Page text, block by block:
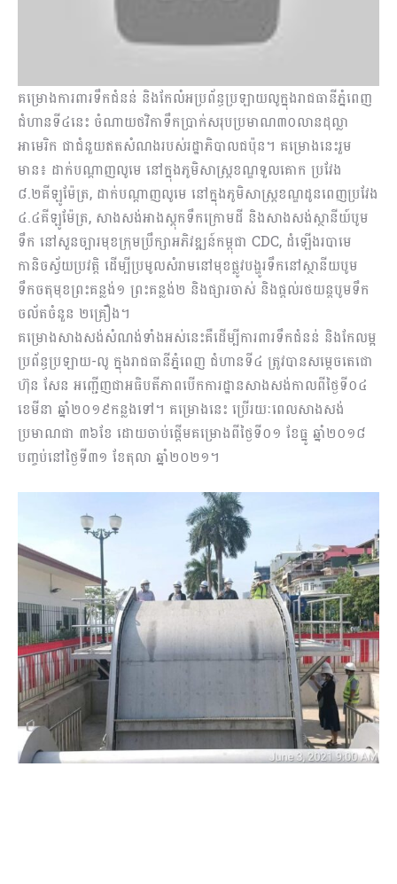
គម្រោងការពារទឹកជំនន់ និងកែលំអប្រព័ន្ធប្រឡាយលូក្នុងរាជធានីភ្នំពេញ
ជំហានទី៤នេះ ចំណាយថវិកាទឹកប្រាក់សរុបប្រមាណ៣០លានដុល្លា
អាមេរិក ជាជំនួយឥតសំណងរបស់រដ្ឋាភិបាលជប៉ុន។ គម្រោងនេះរួម
មាន៖ ដាក់បណ្តាញលូមេ នៅក្នុងភូមិសាស្ត្រខណ្ឌទួលគោក ប្រវែង
៨.២គីឡូម៉ែត្រ, ដាក់បណ្តាញលូមេ នៅក្នុងភូមិសាស្ត្រខណ្ឌដូនពេញប្រវែង
៤.៤គីឡូម៉ែត្រ, សាងសង់អាងស្តុកទឹកក្រោមដី និងសាងសង់ស្ថានីយ៍បូម
ទឹក នៅសួនច្បារមុខក្រុមប្រឹក្សាអភិវឌ្ឍន៍កម្ពុជា CDC, ដំឡើងរបាមេ
កានិចស្វ័យប្រវត្តិ ដើម្បីប្រមូលសំរាមនៅមុខផ្លូវបង្ហូរទឹកនៅស្ថានីយបូម
ទឹកចតុមុខព្រះគន្លង់១ ព្រះគន្លង់២ និងផ្សារចាស់ និងផ្តល់រថយន្តបូមទឹក
ចល័តចំនួន ២គ្រឿង។
គម្រោងសាងសង់សំណង់ទាំងអស់នេះគឺដើម្បីការពារទឹកជំនន់ និងកែលម្អ
ប្រព័ន្ធប្រឡាយ-លូ ក្នុងរាជធានីភ្នំពេញ ជំហានទី៤ ត្រូវបានសម្តេចតេជោ
ហ៊ុន សែន អញ្ជើញជាអធិ​បតីភាពបើកការដ្ឋានសាងសង់កាលពីថ្ងៃទី០៤
ខេមីនា ឆ្នាំ២០១៩កន្លងទៅ។ គម្រោងនេះ ប្រើរយៈពេលសាងសង់
ប្រមាណជា ៣៦ខែ ដោយចាប់ផ្តើមគម្រោងពីថ្ងៃទី០១ ខែធ្នូ ឆ្នាំ២០១៨
បញ្ចប់នៅថ្ងៃទី៣១ ខែតុលា ឆ្នាំ២០២១។